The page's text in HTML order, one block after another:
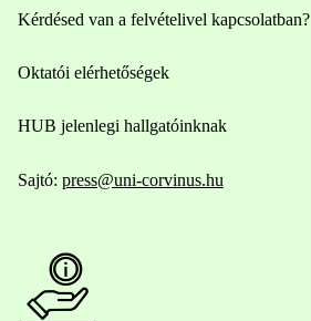
Kérdésed van a felvételivel kapcsolatban?
Oktatói elérhetőségek
HUB jelenlegi hallgatóinknak
Sajtó: press@uni-corvinus.hu